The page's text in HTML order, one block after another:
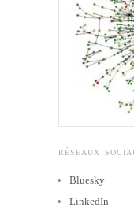
RÉSEAUX
Bluesky
LinkedIn